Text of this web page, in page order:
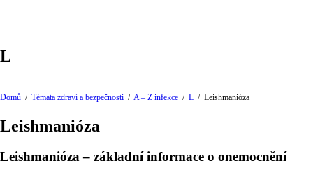
L
Domů / Témata zdraví a bezpečnosti / A – Z infekce / L / Leishmanióza
Leishmanióza
Leishmanióza – základní informace o onemocnění